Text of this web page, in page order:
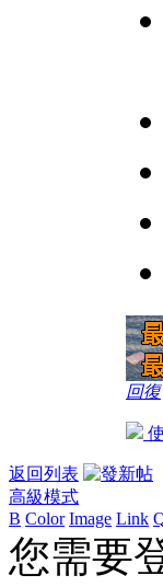
回復
返回列表
高級模式
B Color Image Link
您需要